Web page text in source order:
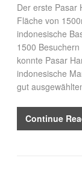
Der erste Pasar
Fläche von
indonesische
1500
konnte Pasar
indonesische
gut
Continue